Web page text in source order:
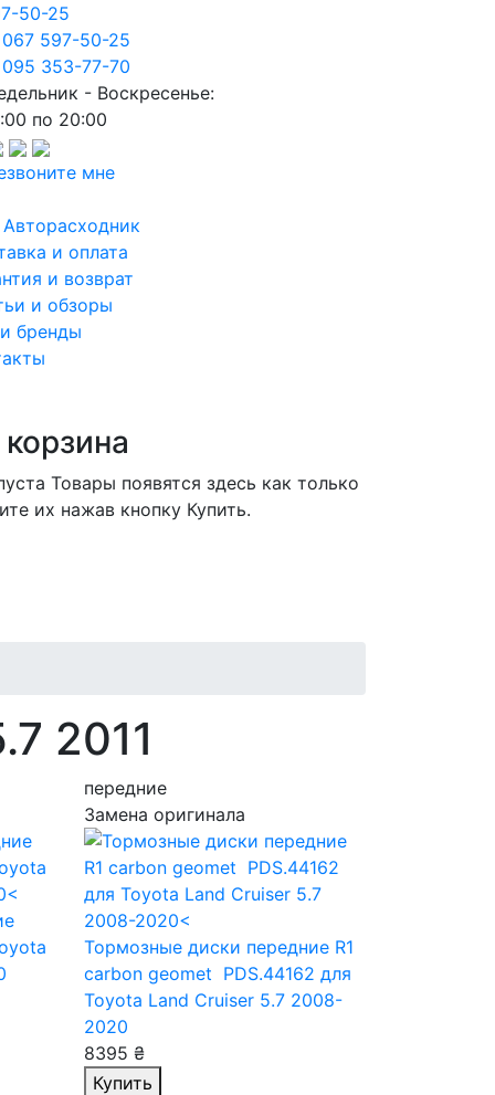
50-25
597-50-25
353-77-70
- Воскресенье:
по 20:00
мне
и оплата
и возврат
и обзоры
бренды
Товары появятся здесь как только
их нажав кнопку Купить.
2011
передние
Замена оригинала
Тормозные диски передние R1
carbon geomet PDS.44162 для
Toyota Land Cruiser 5.7 2008-
2020
8395 ₴
Купить